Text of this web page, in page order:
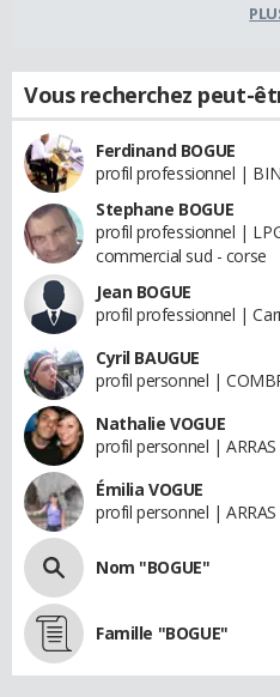
Vous recherchez peut-
Ferdinand BOGUE
profil professionnel |
Stephane BOGUE
profil professionnel |
commercial sud - corse
Jean BOGUE
profil professionnel |
Cyril BAUGUE
profil personnel |
Nathalie VOGUE
profil personnel | ARRAS
Émilia VOGUE
profil personnel | ARRAS
Nom "BOGUE"
Famille "BOGUE"